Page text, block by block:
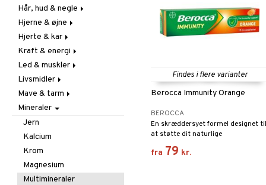
Findes i flere varianter
Berocca Immunity Orange
BEROCCA
En skræddersyet formel designet til
at støtte dit naturlige
immunforsvar - alt i én tablet!
fra 79 kr.
Raw Food
Veg fedtsyrer
C-vitamin
Forebyggende &
lindrende
Hostdæmpende
Hvidløg
Øre, næse & hals
Øvrige
Virushæmmende
Hår, hud & negle
Hår
Kosttilskud
Sol & pigment
Hjerne & øjne
Fedtsyrer
Hukommelse
Øjne
Hjerte & kar
Årestyrkende
Ginkgo biloba
Kolesterolsænkende
Marina fedtsyrer
Veg fedtsyrer
Kraft & energi
Ginseng
Øvrige
Prestation
Q-10
Rosenrod
Schizandra
Led & muskler
Kosttillskott
Udvortes
Livsmidler
Bars
Chokolade
Diverse
Drikkevarer
Frugt, frø & nødder
Kokos
Krydderier & bouillon
Mave & tarm
Drikke
Fibrer
Madfordøjelse
Syreregulerende
Tarm
Udrensning
Mineraler
Jern
Kalcium
Krom
Magnesium
Multimineraler